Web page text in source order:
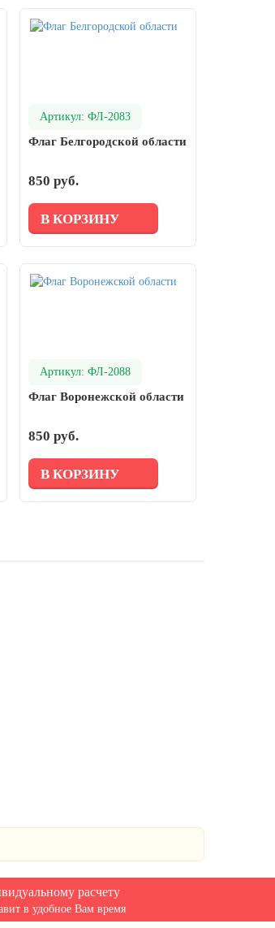
Артикул: ФЛ-2083
Флаг Белгородской области
850 руб.
В КОРЗИНУ
Артикул: ФЛ-2088
Флаг Воронежской области
850 руб.
В КОРЗИНУ
расчету
в удобное Вам время